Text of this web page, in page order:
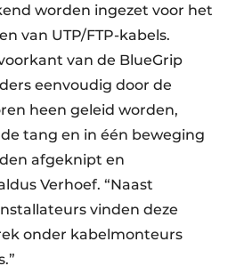
worden ingezet voor het
van UTP/FTP-kabels.
van de BlueGrip
eenvoudig door de
heen geleid worden,
tang en in één beweging
afgeknipt en
Verhoef. “Naast
vinden deze
onder kabelmonteurs